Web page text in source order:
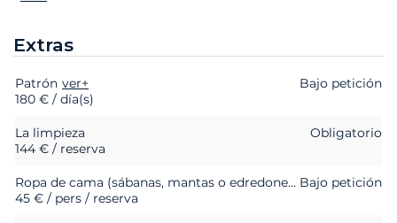
Extras
Extras Estado
Patrón ver+
Bajo petición
180 € / día(s)
La limpieza
Obligatorio
144 € / reserva
Ropa de cama (sábanas, mantas o edredones, almohadas y fundas de almohada) Bajo petición
45 € / pers / reserva